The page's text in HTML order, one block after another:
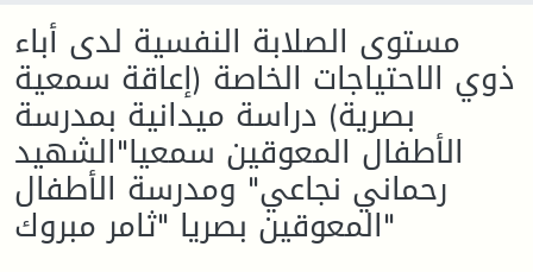
مستوى الصلابة النفسية لدى أباء
ذوي الاحتياجات الخاصة (إعاقة سمعية
بصرية) دراسة ميدانية بمدرسة
الأطفال المعوقين سمعيا"الشهيد
رحماني نجاعي" ومدرسة الأطفال
المعوقين بصريا "ثامر مبروك"